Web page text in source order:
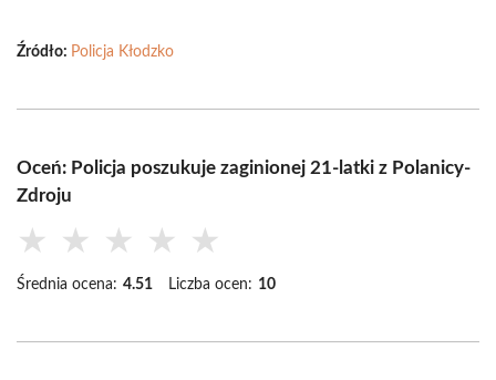
Źródło: Policja Kłodzko
Oceń: Policja poszukuje zaginionej 21-latki z Polanicy-
Zdroju
★ ★ ★ ★ ★
Średnia ocena: 4.51 Liczba ocen: 10